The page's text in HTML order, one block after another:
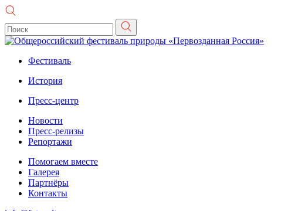
Фестиваль
История
Пресс-центр
Новости
Пресс-релизы
Репортажи
Помогаем вместе
Галерея
Партнёры
Контакты